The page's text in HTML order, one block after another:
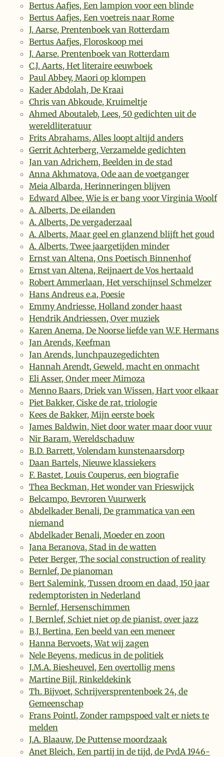
Bertus Aafjes, Een lampion voor een blinde
Bertus Aafjes, Een voetreis naar Rome
J. Aarse, Prentenboek van Rotterdam
Bertus Aafjes, Floroskoop mei
J. Aarse, Prentenboek van Rotterdam
C.J. Aarts, Het literaire eeuwboek
Paul Abbey, Maori op klompen
Kader Abdolah, De Kraai
Chris van Abkoude, Kruimeltje
Ahmed Aboutaleb, Lees, 50 gedichten uit de
wereldliteratuur
Frits Abrahams, Alles loopt altijd anders
Gerrit Achterberg, Verzamelde gedichten
Jan van Adrichem, Beelden in de stad
Anna Akhmatova, Ode aan de voetganger
Meia Albarda, Herinneringen blijven
Edward Albee, Wie is er bang voor Virginia Woolf
A. Alberts, De eilanden
A. Alberts, De vergaderzaal
A. Alberts, Maar geel en glanzend blijft het goud
A. Alberts, Twee jaargetijden minder
Ernst van Altena, Ons Poetisch Binnenhof
Ernst van Altena, Reijnaert de Vos hertaald
Robert Ammerlaan, Het verschijnsel Schmelzer
Hans Andreus e.a, Poesie
Emmy Andriesse, Holland zonder haast
Hendrik Andriessen, Over muziek
Karen Anema, De Noorse liefde van W.F. Hermans
Jan Arends, Keefman
Jan Arends, lunchpauzegedichten
Hannah Arendt, Geweld, macht en onmacht
Eli Asser, Onder meer Mimoza
Menno Baars, Driek van Wissen, Hart voor elkaar
Piet Bakker, Ciske de rat, triologie
Kees de Bakker, Mijn eerste boek
James Baldwin, Niet door water maar door vuur
Nir Baram, Wereldschaduw
B.D. Barrett, Volendam kunstenaarsdorp
Daan Bartels, Nieuwe klassiekers
F. Bastet, Louis Couperus, een biografie
Thea Beckman, Het wonder van Frieswijck
Belcampo, Bevroren Vuurwerk
Abdelkader Benali, De grammatica van een
niemand
Abdelkader Benali, Moeder en zoon
Jana Beranova, Stad in de watten
Peter Berger, The social construction of reality
Bernlef, De pianoman
Bert Salemink, Tussen droom en daad, 150 jaar
redemptoristen in Nederland
Bernlef, Hersenschimmen
J. Bernlef, Schiet niet op de pianist, over jazz
B.J. Bertina, Een beeld van een meneer
Hanna Bervoets, Wat wij zagen
Nele Beyens, medicus in de politiek
J.M.A. Biesheuvel, Een overtollig mens
Martine Bijl, Rinkeldekink
Th. Bijvoet, Schrijversprentenboek 24, de
Gemeenschap
Frans Pointl, Zonder rampspoed valt er niets te
melden
J.A. Blaauw, De Puttense moordzaak
Anet Bleich, Een partij in de tijd, de PvdA 1946-